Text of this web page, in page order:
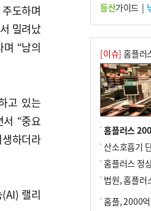
도하며
밀려났
“남의
고 있는
“중요
하더라
랠리
10 국힘 부산시
위에…‘한
등산가이드|
[이슈] 홈플러
홈플러스
홈플러스 정
법원, 홈플러